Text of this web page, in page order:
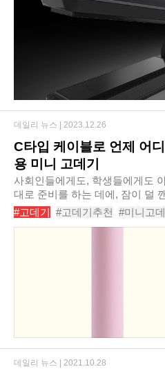
C타입 케이블로 언제 어
용 미니 고데기
사회인들에게도, 학생들에게도
대로 준비를 하는 데에, 잠이 덜
에 없다. 여성들의 경우에는 남성
마치지 못해 출근 시간이나 등교
#고데기 #고데기추천 #미니고
#봉고데기 #봉고데기추천 #앞
데일리 뉴스 | 2023.12.26
데일리 뉴스 | 2021.10.28